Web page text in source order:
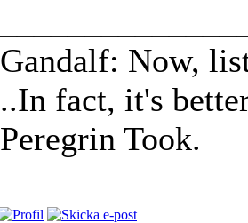
Gandalf: Now,
..In fact, it's
Peregrin Took.